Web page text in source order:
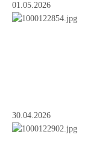
01.05.2026
30.04.2026